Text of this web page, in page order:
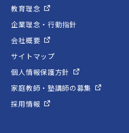
教育理念
企業理念・行動指針
会社概要
サイトマップ
個人情報保護方針
家庭教師・塾講師の募集
採用情報